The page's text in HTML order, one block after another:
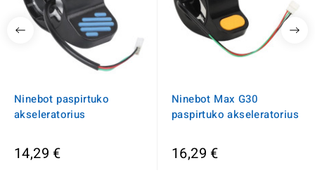
Ninebot paspirtuko
akseleratorius
14,29 €
Ninebot Max G30
paspirtuko akseleratorius
16,29 €